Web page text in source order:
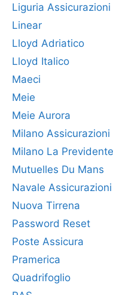
Liguria Assicurazioni
Linear
Lloyd Adriatico
Lloyd Italico
Maeci
Meie
Meie Aurora
Milano Assicurazioni
Milano La Previdente
Mutuelles Du Mans
Navale Assicurazioni
Nuova Tirrena
Password Reset
Poste Assicura
Pramerica
Quadrifoglio